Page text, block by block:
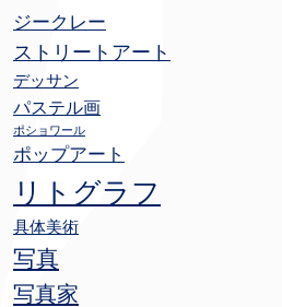
ジークレー
ストリートアート
デッサン
パステル画
ポショワール
ポップアート
リトグラフ
具体美術
写真
写真家